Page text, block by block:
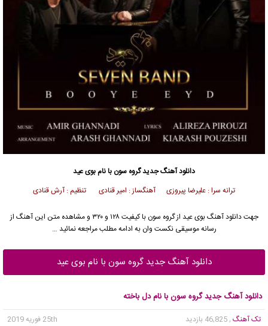
دانلود آهنگ جدیدگروه سون با نام بوی عید
ترانه سرا : علیرضا پیروزی آهنگساز : امیر قنادی تنظیم : آرش قنادی
جهت دانلود آهنگ بوی عید ازگروه سون
با کیفیت ۱۲۸ و ۳۲۰ و مشاهده متن این آهنگ از
رسانه موسیقی نکست وان به ادامه مطلب مراجعه نمائید …
دانلود آهنگ جدید گروه سون با نام بوی عید
دانلود آهنگ جدید گروه سون با نام دل باخته
تک آهنگ , 46,825 بازدید
25th فوریه 2019